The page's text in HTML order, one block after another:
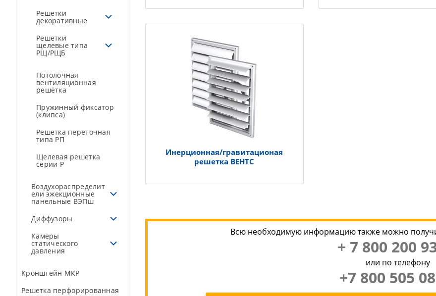
Решетки
декоративные
Решетки
щелевые типа
РЩ/РЩБ
Потолочная
вентиляционная
решётка
Пружинный фиксатор
(клипса)
Решетка переточная
типа РП
Щелевая решетка
серии Р
Воздухораспределит
ели эжекционные
панельные ВЭПш
Диффузоры
Камеры
статического
давления
Кронштейн МКР
Решетка перфорированная
Инерционная/гравитационая
решетка ВЕНТС
Всю необходимую информацию также можно
+ 7 800 200
или по телефону
+7 800 505